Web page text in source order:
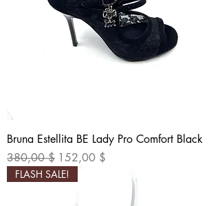
Bruna Estellita BE Lady Pro Comfort Black
Standardpreis
380,00 $ Sale-Preis
152,00 $
FLASH SALE!